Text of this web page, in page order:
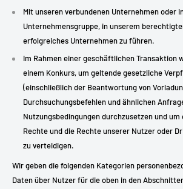
Mit unseren verbundenen Unternehmen oder
Unternehmensgruppe, in unserem
erfolgreiches Unternehmen zu führen.
Im Rahmen einer geschäftlichen Transaktion
einem Konkurs, um geltende gesetzliche
(einschließlich der Beantwortung von
Durchsuchungsbefehlen und ähnlichen
Nutzungsbedingungen durchzusetzen und um
Rechte und die Rechte unserer Nutzer oder
zu verteidigen.
Wir geben die folgenden Kategorien
Daten über Nutzer für die oben in den